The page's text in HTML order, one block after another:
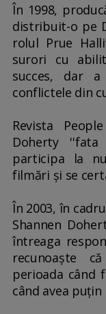
În 1998,
distribuit-o pe
rolul Prue
surori cu
succes, dar
conflictele din
Revista
Doherty
participa la
filmări şi se
În 2003, în
Shannen
întreaga
recunoaşte
perioada când
când avea puţin